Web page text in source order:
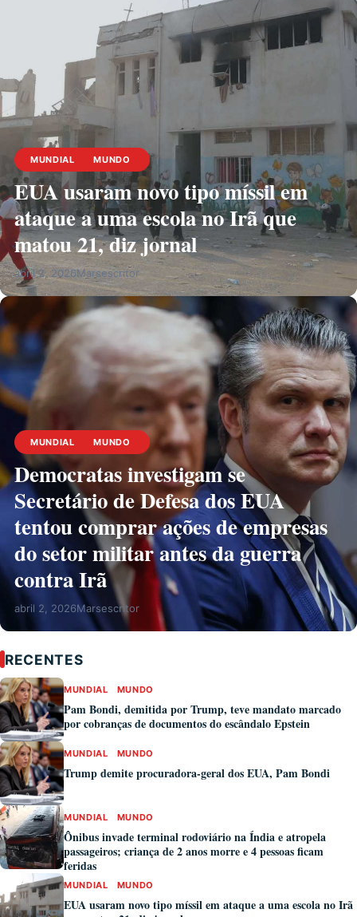
MUNDIAL MUNDO
EUA usaram novo tipo míssil em
ataque a uma escola no Irã que
matou 21, diz jornal
abril 2, 2026Marsescritor
MUNDIAL MUNDO
Democratas investigam se
Secretário de Defesa dos EUA
tentou comprar ações de empresas
do setor militar antes da guerra
contra Irã
abril 2, 2026Marsescritor
RECENTES
MUNDIAL MUNDO
Pam Bondi, demitida por Trump, teve mandato marcado
por cobranças de documentos do escândalo Epstein
MUNDIAL MUNDO
Trump demite procuradora-geral dos EUA, Pam Bondi
MUNDIAL MUNDO
Ônibus invade terminal rodoviário na Índia e atropela
passageiros; criança de 2 anos morre e 4 pessoas ficam
feridas
MUNDIAL MUNDO
EUA usaram novo tipo míssil em ataque a uma escola no Irã